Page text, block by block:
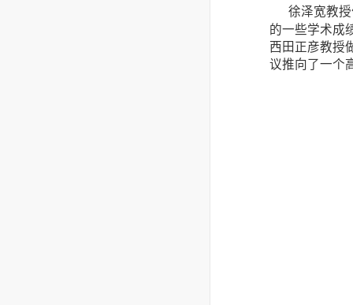
徐泽宽教
的一些学术成
西田正彦教授
议推向了一个